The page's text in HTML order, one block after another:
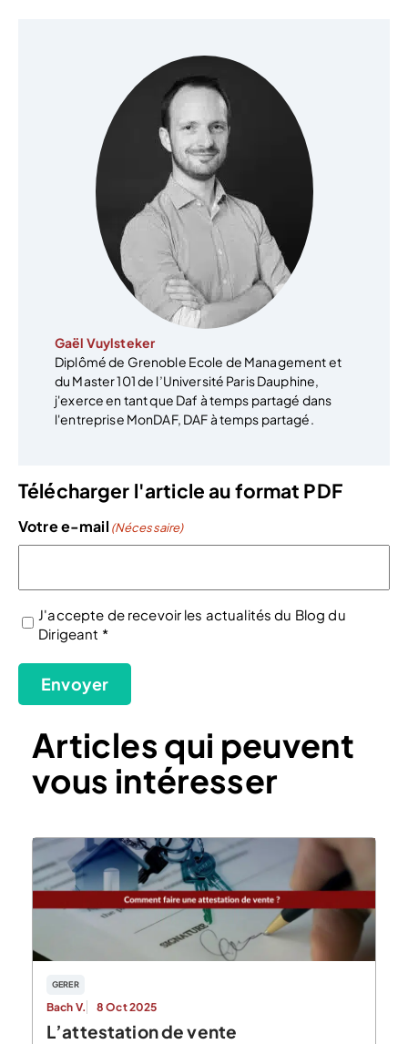
Gaël Vuylsteker
Diplômé de Grenoble Ecole de Management et
du Master 101 de l’Université Paris Dauphine,
j'exerce en tant que Daf à temps partagé dans
l'entreprise MonDAF, DAF à temps partagé.
Télécharger l'article au format PDF
Votre e-mail (Nécessaire)
(Nécessaire)
J'accepte de recevoir les actualités du Blog du
Dirigeant *
Envoyer
Articles qui peuvent
vous intéresser
GERER
Bach V. 8 Oct 2025
L’attestation de vente